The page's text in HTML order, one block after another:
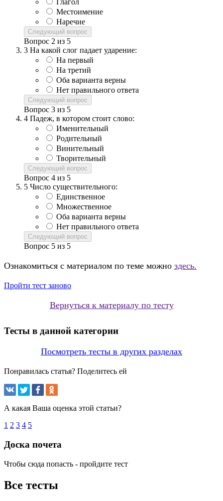
Глагол
Местоимение
Наречие
Следующий вопрос
Вопрос 2 из 5
3 На какой слог падает ударение:
На первый
На третий
Оба варианта верны
Нет правильного ответа
Следующий вопрос
Вопрос 3 из 5
4 Падеж, в котором стоит слово:
Именительный
Родительный
Винительный
Творительный
Следующий вопрос
Вопрос 4 из 5
5 Число существительного:
Единственное
Множественное
Оба варианта верны
Нет правильного ответа
Следующий вопрос
Вопрос 5 из 5
Ознакомиться с материалом по теме можно здесь.
Пройти тест заново
Вернуться к материалу по тесту
Тесты в данной категории
Посмотреть тесты в других разделах
Понравилась статья? Поделитесь ей
А какая Ваша оценка этой статьи?
1 2 3 4 5
Доска почета
Чтобы сюда попасть - пройдите тест
Все тесты